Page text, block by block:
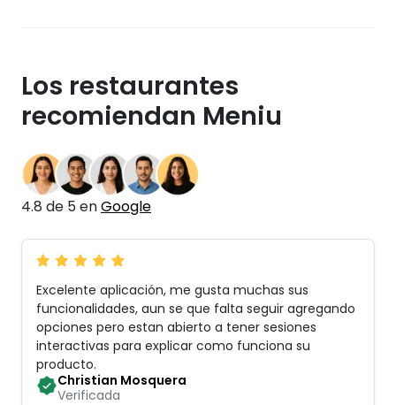
Los restaurantes
recomiendan Meniu
4.8 de 5 enGoogle
Excelente aplicación, me gusta muchas sus
funcionalidades, aun se que falta seguir agregando
opciones pero estan abierto a tener sesiones
interactivas para explicar como funciona su
producto.
Christian Mosquera
Verificada